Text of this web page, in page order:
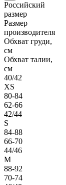
Российский
размер
Размер
производителя
Обхват груди,
см
Обхват талии,
см
40/42
XS
80-84
62-66
42/44
S
84-88
66-70
44/46
M
88-92
70-74